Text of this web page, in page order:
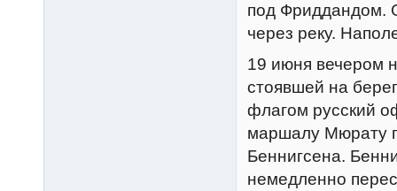
под Фриддандом.
через реку.
19 июня вечером
стоявшей на
флагом русский
маршалу Мюрату
Беннигсена.
немедленно